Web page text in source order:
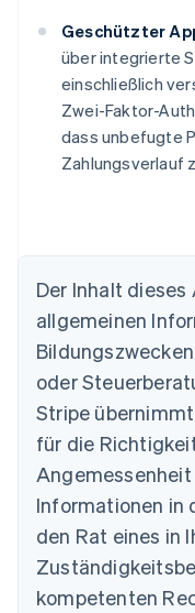
Geschützter
über integrierte
einschließlich
Zwei-Faktor-
dass unbefugte
Zahlungsverlauf
Der Inhalt
allgemeinen
oder
Stripe
für die
Informationen in
den Rat eines in
kompetenten
Australien
English
Belgien
Brasilien
PortuguêsEnglish
Bulgarien
English
Dänemark
English
DeutschEnglish
Estland
English